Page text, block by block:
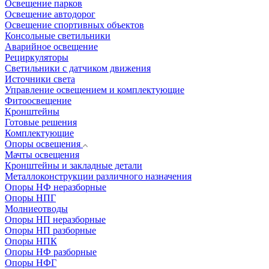
Освещение парков
Освещение автодорог
Освещение спортивных объектов
Консольные светильники
Аварийное освещение
Рециркуляторы
Светильники с датчиком движения
Источники света
Управление освещением и комплектующие
Фитоосвещение
Кронштейны
Готовые решения
Комплектующие
Опоры освещения
Мачты освещения
Кронштейны и закладные детали
Металлоконструкции различного назначения
Опоры НФ неразборные
Опоры НПГ
Молниеотводы
Опоры НП неразборные
Опоры НП разборные
Опоры НПК
Опоры НФ разборные
Опоры НФГ